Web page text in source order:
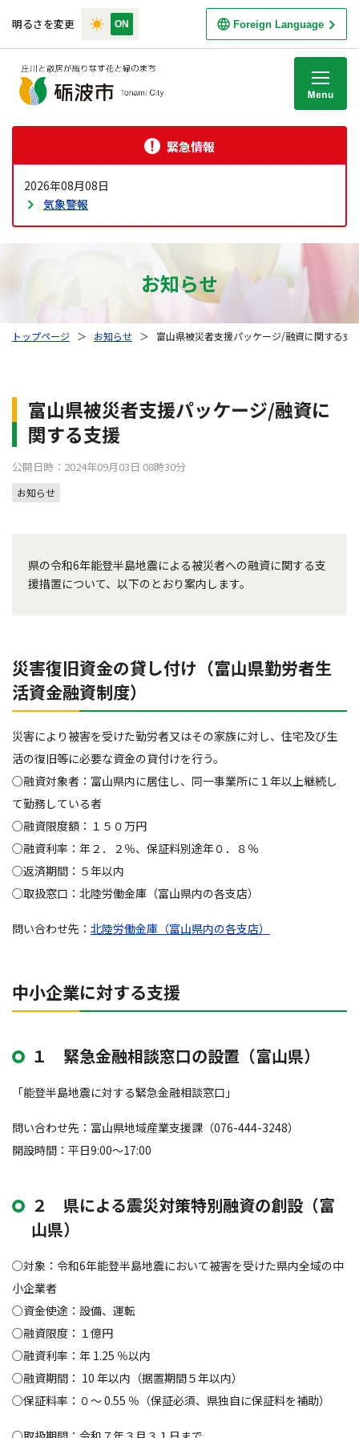
明るさを変更 Foreign Language
緊急情報
2026年08月08日
気象警報
お知らせ
トップページ ＞ お知らせ ＞ 富山県被災者支援パッケージ/融資に関する支
富山県被災者支援パッケージ/融資に
関する支援
公開日時：2024年09月03日 08時30分
お知らせ
県の令和6年能登半島地震による被災者への融資に関する支
援措置について、以下のとおり案内します。
災害復旧資金の貸し付け（富山県勤労者生
活資金融資制度）
災害により被害を受けた勤労者又はその家族に対し、住宅及び生
活の復旧等に必要な資金の貸付けを行う。
○融資対象者：富山県内に居住し、同一事業所に１年以上継続し
て勤務している者
○融資限度額：１５０万円
○融資利率：年２．２％、保証料別途年０．８％
○返済期間：５年以内
○取扱窓口：北陸労働金庫（富山県内の各支店）
問い合わせ先： 北陸労働金庫（富山県内の各支店）
中小企業に対する支援
１ 緊急金融相談窓口の設置（富山県）
「能登半島地震に対する緊急金融相談窓口」
問い合わせ先：富山県地域産業支援課（076-444-3248）
開設時間：平日9:00～17:00
２ 県による震災対策特別融資の創設（富
山県）
○対象：令和6年能登半島地震において被害を受けた県内全域の中
小企業者
○資金使途：設備、運転
○融資限度：１億円
○融資利率：年 1.25 ％以内
○融資期間： 10 年以内（据置期間５年以内）
○保証料率：０～ 0.55 ％（保証必須、県独自に保証料を補助）